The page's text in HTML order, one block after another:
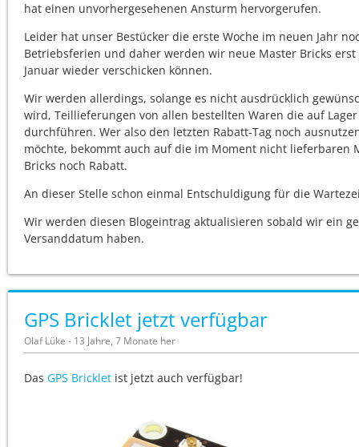
hat einen unvorhergesehenen Ansturm hervorgerufen.
Leider hat unser Bestücker die erste Woche im neuen Jahr
Betriebsferien und daher werden wir neue Master Bricks
Januar wieder verschicken können.
Wir werden allerdings, solange es nicht ausdrücklich
wird, Teillieferungen von allen bestellten Waren die auf
durchführen. Wer also den letzten Rabatt-Tag noch
möchte, bekommt auch auf die im Moment nicht lieferbaren
Bricks noch Rabatt.
An dieser Stelle schon einmal Entschuldigung für die
Wir werden diesen Blogeintrag aktualisieren sobald wir ein
Versanddatum haben.
GPS Bricklet jetzt verfügbar
Olaf Lüke - 13 Jahre, 7 Monate her
Das GPS Bricklet ist jetzt auch verfügbar!